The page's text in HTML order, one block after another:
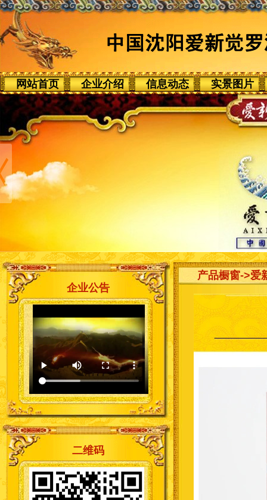
网站首页 企业介绍 信息动态 实景图片
企业公告
二维码
产品橱窗->爱